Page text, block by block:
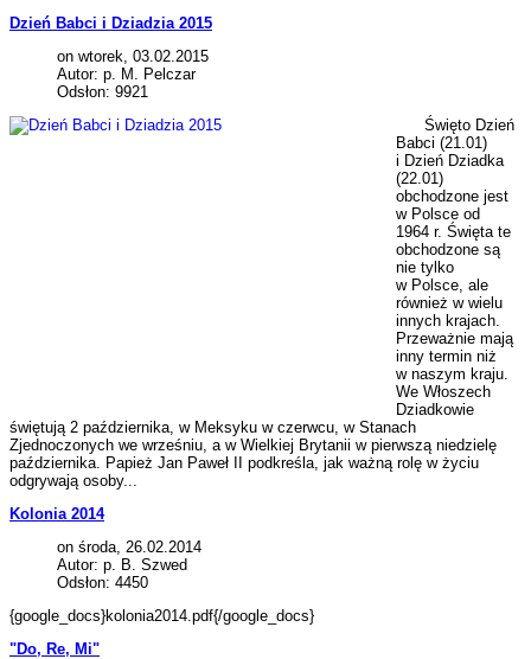
Dzień Babci i Dziadzia 2015
on wtorek, 03.02.2015
Autor: p. M. Pelczar
Odsłon: 9921
Święto Dzień
Babci (21.01)
i Dzień Dziadka
(22.01)
obchodzone jest
w Polsce od
1964 r. Święta te
obchodzone są
nie tylko
w Polsce, ale
również w wielu
innych krajach.
Przeważnie mają
inny termin niż
w naszym kraju.
We Włoszech
Dziadkowie
świętują 2 października, w Meksyku w czerwcu, w Stanach
Zjednoczonych we wrześniu, a w Wielkiej Brytanii w pierwszą niedzielę
października. Papież Jan Paweł II podkreśla, jak ważną rolę w życiu
odgrywają osoby...
Kolonia 2014
on środa, 26.02.2014
Autor: p. B. Szwed
Odsłon: 4450
{google_docs}kolonia2014.pdf{/google_docs}
"Do, Re, Mi"